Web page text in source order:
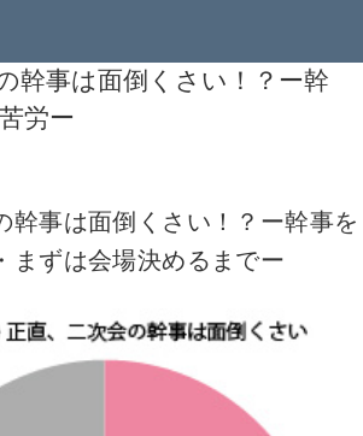
幹事は面倒くさい！？ー幹
労ー
幹事は面倒くさい！？ー幹事を
まずは会場決めるまでー